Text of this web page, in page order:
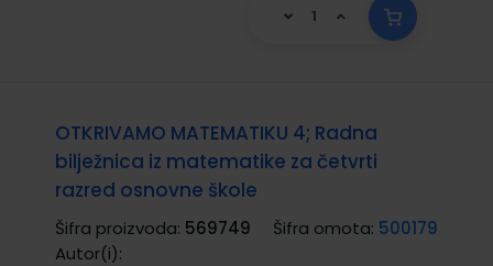
OTKRIVAMO MATEMATIKU 4; Radna
bilježnica iz matematike za četvrti
razred osnovne škole
Šifra proizvoda: 569749 Šifra omota: 500179
Autor(i):